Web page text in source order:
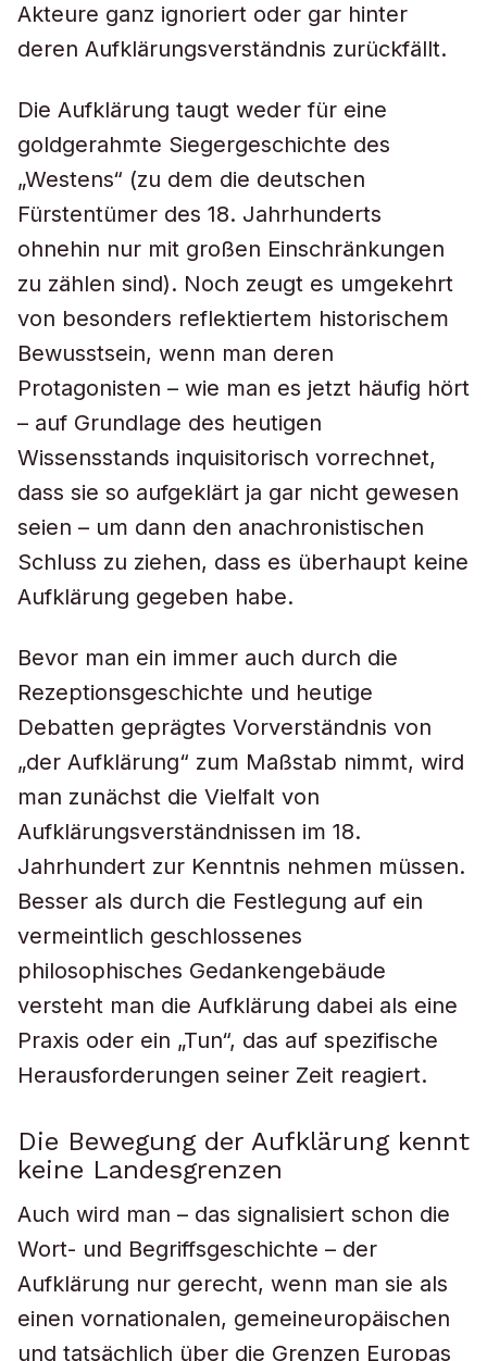
Akteure ganz ignoriert oder gar hinter
deren Aufklärungsverständnis zurückfällt.
Die Aufklärung taugt weder für eine
goldgerahmte Siegergeschichte des
„Westens“ (zu dem die deutschen
Fürstentümer des 18. Jahrhunderts
ohnehin nur mit großen Einschränkungen
zu zählen sind). Noch zeugt es umgekehrt
von besonders reflektiertem historischem
Bewusstsein, wenn man deren
Protagonisten – wie man es jetzt häufig hört
– auf Grundlage des heutigen
Wissensstands inquisitorisch vorrechnet,
dass sie so aufgeklärt ja gar nicht gewesen
seien – um dann den anachronistischen
Schluss zu ziehen, dass es überhaupt keine
Aufklärung gegeben habe.
Bevor man ein immer auch durch die
Rezeptionsgeschichte und heutige
Debatten geprägtes Vorverständnis von
„der Aufklärung“ zum Maßstab nimmt, wird
man zunächst die Vielfalt von
Aufklärungsverständnissen im 18.
Jahrhundert zur Kenntnis nehmen müssen.
Besser als durch die Festlegung auf ein
vermeintlich geschlossenes
philosophisches Gedankengebäude
versteht man die Aufklärung dabei als eine
Praxis oder ein „Tun“, das auf spezifische
Herausforderungen seiner Zeit reagiert.
Die Bewegung der Aufklärung kennt
keine Landesgrenzen
Auch wird man – das signalisiert schon die
Wort- und Begriffsgeschichte – der
Aufklärung nur gerecht, wenn man sie als
einen vornationalen, gemeineuropäischen
und tatsächlich über die Grenzen Europas